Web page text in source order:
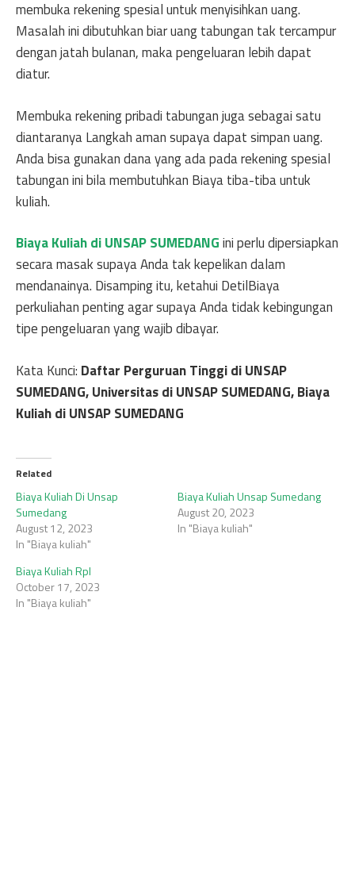
membuka rekening spesial untuk menyisihkan uang.
Masalah ini dibutuhkan biar uang tabungan tak tercampur
dengan jatah bulanan, maka pengeluaran lebih dapat
diatur.
Membuka rekening pribadi tabungan juga sebagai satu
diantaranya Langkah aman supaya dapat simpan uang.
Anda bisa gunakan dana yang ada pada rekening spesial
tabungan ini bila membutuhkan Biaya tiba-tiba untuk
kuliah.
Biaya Kuliah di UNSAP SUMEDANGini perlu dipersiapkan
secara masak supaya Anda tak kepelikan dalam
mendanainya. Disamping itu, ketahui DetilBiaya
perkuliahan penting agar supaya Anda tidak kebingungan
tipe pengeluaran yang wajib dibayar.
Kata Kunci: Daftar Perguruan Tinggi di UNSAP
SUMEDANG, Universitas di UNSAP SUMEDANG, Biaya
Kuliah di UNSAP SUMEDANG
Related
Biaya Kuliah Di Unsap
Sumedang
August 12, 2023
In "Biaya kuliah"
Biaya Kuliah Unsap Sumedang
August 20, 2023
In "Biaya kuliah"
Biaya Kuliah Rpl
October 17, 2023
In "Biaya kuliah"